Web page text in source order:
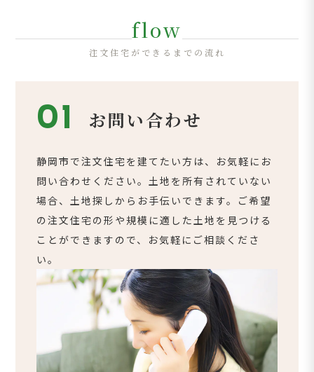
flow
注文住宅ができるまでの流れ
01 お問い合わせ
静岡市で注文住宅を建てたい方は、お気軽にお
問い合わせください。土地を所有されていない
場合、土地探しからお手伝いできます。ご希望
の注文住宅の形や規模に適した土地を見つける
ことができますので、お気軽にご相談くださ
い。